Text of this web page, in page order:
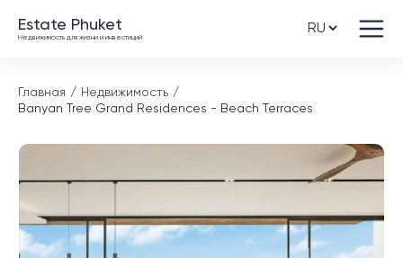
Estate Phuket
Недвижимость для жизни и инвестиций
Главная
Недвижимость
Banyan Tree Grand Residences - Beach Terraces